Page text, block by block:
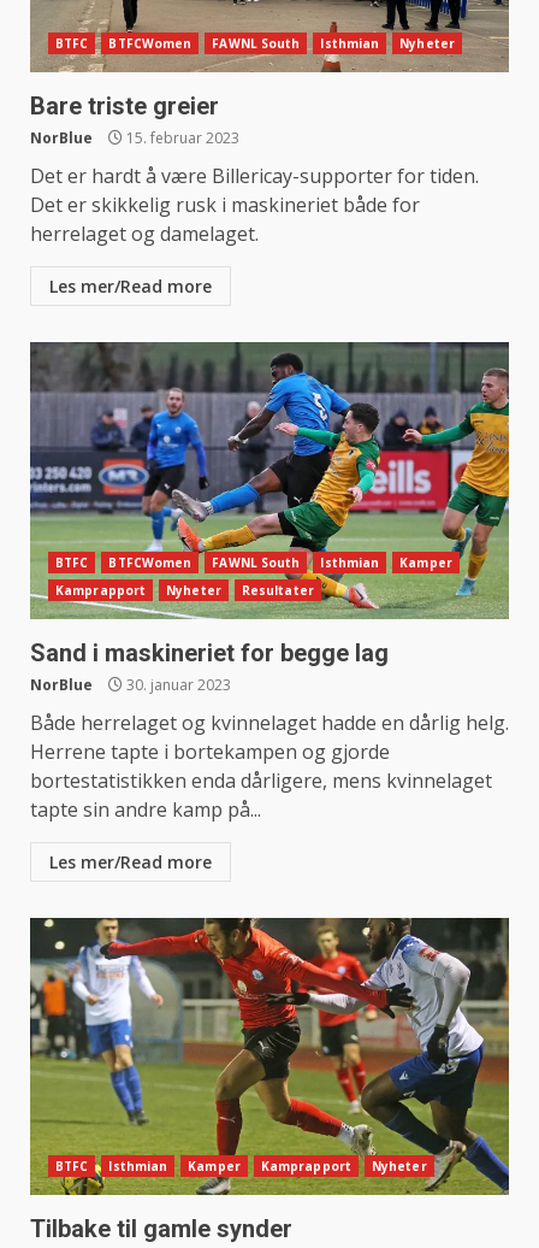
BTFC BTFCWomen FAWNL South Isthmian Nyheter
Bare triste greier
NorBlue 15. februar 2023
Det er hardt å være Billericay-supporter for tiden.
Det er skikkelig rusk i maskineriet både for
herrelaget og damelaget.
Les mer/Read more
BTFC BTFCWomen FAWNL South Isthmian
Kamper
Kamprapport
Nyheter Resultater
Sand i maskineriet for begge lag
NorBlue 30. januar 2023
Både herrelaget og kvinnelaget hadde en dårlig helg.
Herrene tapte i bortekampen og gjorde
bortestatistikken enda dårligere, mens kvinnelaget
tapte sin andre kamp på...
Les mer/Read more
BTFC Isthmian Kamper Kamprapport Nyheter
Tilbake til gamle synder